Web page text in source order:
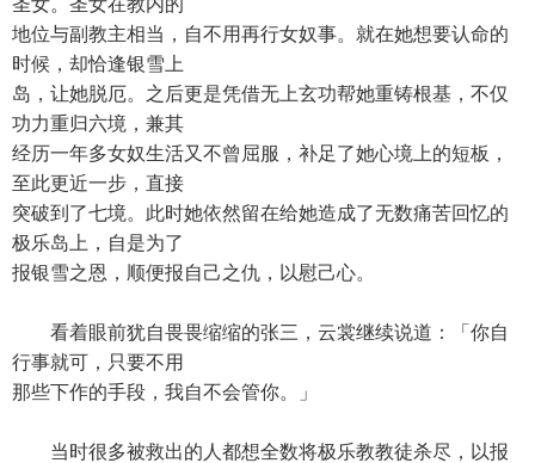
圣女。圣女在教内的
地位与副教主相当，自不用再行女奴事。就在她想要认命的
时候，却恰逢银雪上
岛，让她脱厄。之后更是凭借无上玄功帮她重铸根基，不仅
功力重归六境，兼其
经历一年多女奴生活又不曾屈服，补足了她心境上的短板，
至此更近一步，直接
突破到了七境。此时她依然留在给她造成了无数痛苦回忆的
极乐岛上，自是为了
报银雪之恩，顺便报自己之仇，以慰己心。
看着眼前犹自畏畏缩缩的张三，云裳继续说道：「你自
行事就可，只要不用
那些下作的手段，我自不会管你。」
当时很多被救出的人都想全数将极乐教教徒杀尽，以报